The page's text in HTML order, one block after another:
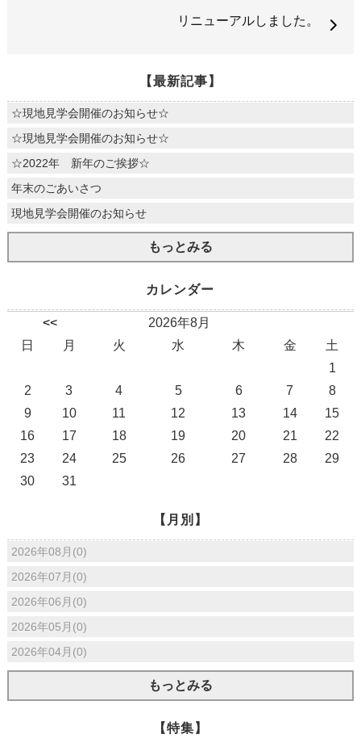
リニューアルしました。
【最新記事】
☆現地見学会開催のお知らせ☆
☆現地見学会開催のお知らせ☆
☆2022年 新年のご挨拶☆
年末のごあいさつ
現地見学会開催のお知らせ
もっとみる
カレンダー
<<
2026年8月
日
月 火 水 木 金
土
1
2
3 4 5 6 7
8
9
10 11 12 13 14
15
16
17 18 19 20 21
22
23
24 25 26 27 28
29
30
31
【月別】
2026年08月(0)
2026年07月(0)
2026年06月(0)
2026年05月(0)
2026年04月(0)
もっとみる
【特集】